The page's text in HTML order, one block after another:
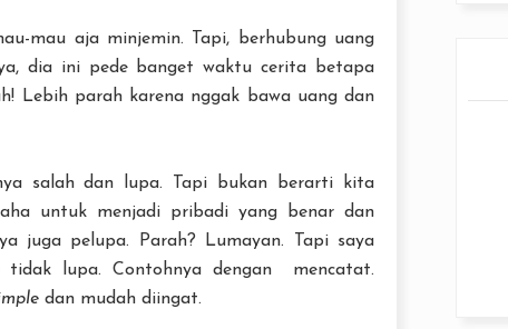
mau aja minjemin. Tapi, berhubung uang
dia ini pede banget waktu cerita betapa
Lebih parah karena nggak bawa uang dan
salah dan lupa. Tapi bukan berarti kita
untuk menjadi pribadi yang benar dan
juga pelupa. Parah? Lumayan. Tapi saya
lupa. Contohnya dengan mencatat.
dan mudah diingat.